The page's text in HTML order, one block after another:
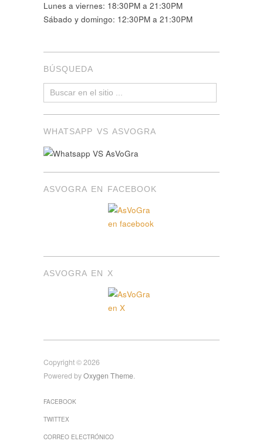
Lunes a viernes: 18:30PM a 21:30PM
Sábado y domingo: 12:30PM a 21:30PM
BÚSQUEDA
WHATSAPP VS ASVOGRA
ASVOGRA EN FACEBOOK
ASVOGRA EN X
Copyright © 2026
Powered byOxygen Theme.
FACEBOOK
TWITTEX
CORREO ELECTRÓNICO